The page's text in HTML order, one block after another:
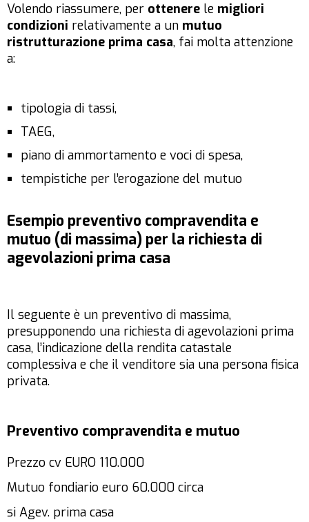
Volendo riassumere, per ottenere le migliori
condizioni relativamente a un mutuo
ristrutturazione prima casa, fai molta attenzione
a:
tipologia di tassi,
TAEG,
piano di ammortamento e voci di spesa,
tempistiche per l’erogazione del mutuo
Esempio preventivo compravendita e
mutuo (di massima) per la richiesta di
agevolazioni prima casa
Il seguente è un preventivo di massima,
presupponendo una richiesta di agevolazioni prima
casa, l’indicazione della rendita catastale
complessiva e che il venditore sia una persona fisica
privata.
Preventivo compravendita e mutuo
Prezzo cv EURO 110.000
Mutuo fondiario euro 60.000 circa
si Agev. prima casa